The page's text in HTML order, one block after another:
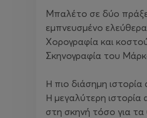
Μπαλέτο σε δύο
εμπνευσμένο
Χορογραφία και
Σκηνογραφία του
Η πιο διάσημη
Η μεγαλύτερη ιστορία
στη σκηνή τόσο για